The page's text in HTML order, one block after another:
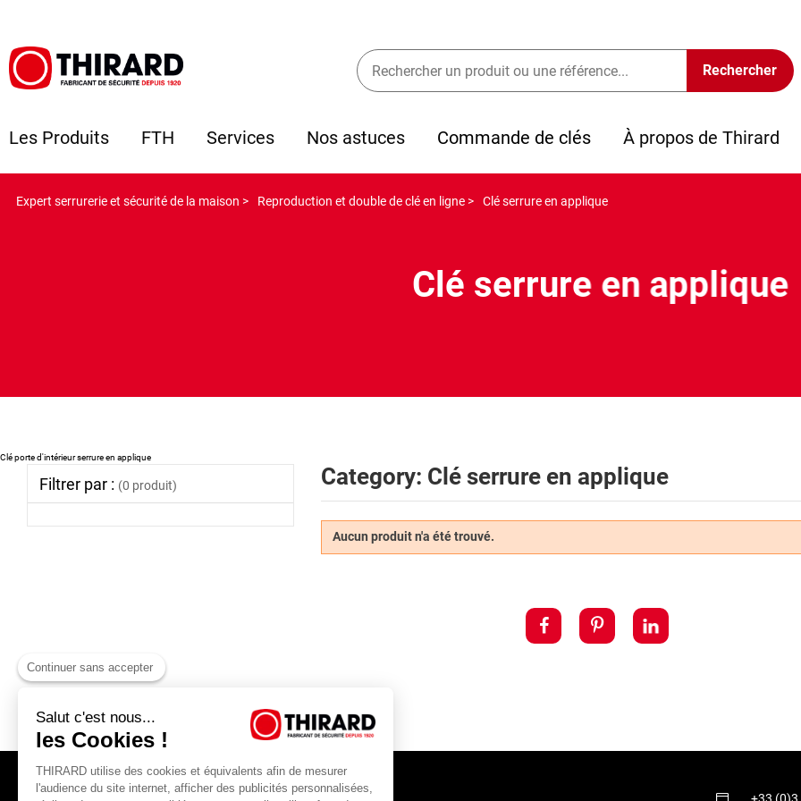
Les Produits FTH Services Nos astuces Commande de clés À propos de Thirard
Expert serrurerie et sécurité de la maison > Reproduction et double de clé en ligne > Clé serrure en applique
Clé serrure en applique
Clé porte d'intérieur serrure en applique
Category: Clé serrure en applique
Aucun produit n'a été trouvé.
Filtrer par : (0 produit)
+33 (0)3
Continuer sans accepter
Salut c'est nous...
les Cookies !
THIRARD utilise des cookies et équivalents afin de mesurer
l'audience du site internet, afficher des publicités personnalisées,